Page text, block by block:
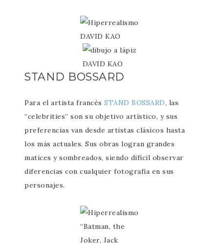
DAVID KAO
DAVID KAO
STAND BOSSARD
Para el artista francés STAND BOSSARD, las
“celebrities” son su objetivo artístico, y sus
preferencias van desde artistas clásicos hasta
los más actuales. Sus obras logran grandes
matices y sombreados, siendo difícil observar
diferencias con cualquier fotografía en sus
personajes.
“Batman, the
Joker, Jack